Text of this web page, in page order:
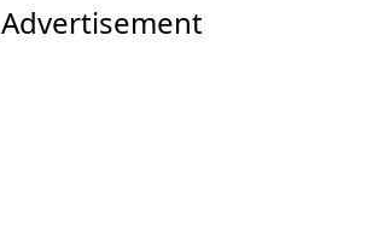
Advertisement